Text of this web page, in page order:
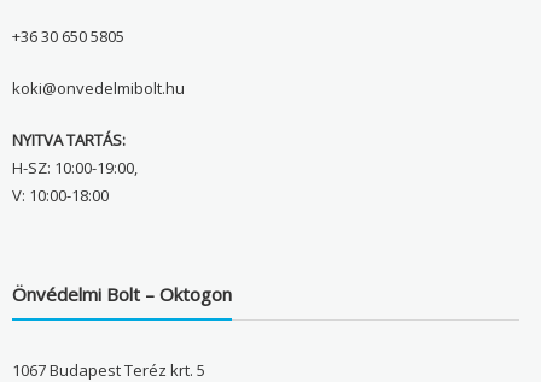
+36 30 650 5805
koki@onvedelmibolt.hu
NYITVA TARTÁS:
H-SZ: 10:00-19:00,
V: 10:00-18:00
Önvédelmi Bolt – Oktogon
1067 Budapest Teréz krt. 5